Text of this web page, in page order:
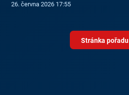
26. června 2026 17:55
Stránka pořadu